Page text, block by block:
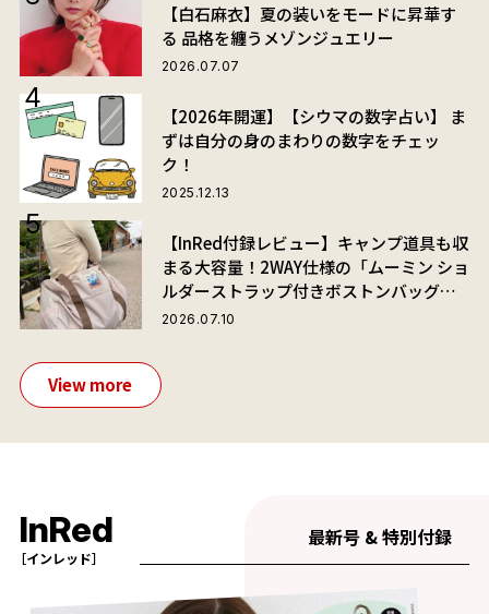
【白石麻衣】夏の装いをモードに昇華す
る 品格を纏うメゾンジュエリー
2026.07.07
【2026年開運】【シウマの数字占い】 ま
ずは自分の身のまわりの数字をチェッ
ク！
2025.12.13
【InRed付録レビュー】キャンプ道具も収
まる大容量！2WAY仕様の「ムーミン ショ
ルダーストラップ付きボストンバッグ」
が夏旅におすすめな理由
2026.07.10
View more
InRed
［インレッド］
最新号 & 特別付録